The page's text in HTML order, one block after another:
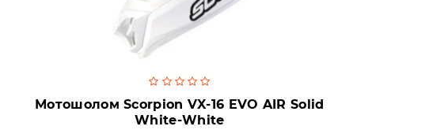
Мотошолом Scorpion VX-16 EVO AIR Solid
White-White